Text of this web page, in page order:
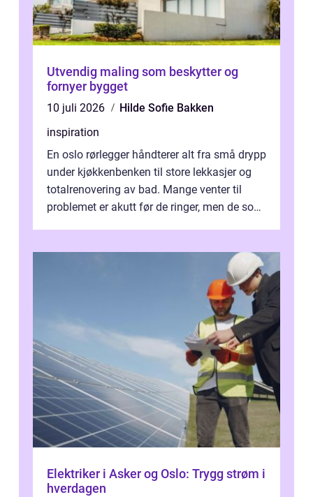
Utvendig maling som beskytter og
fornyer bygget
10 juli 2026
Hilde Sofie Bakken
inspiration
En oslo rørlegger håndterer alt fra små drypp
under kjøkkenbenken til store lekkasjer og
totalrenovering av bad. Mange venter til
problemet er akutt før de ringer, men de som
Elektriker i Asker og Oslo: Trygg strøm i
hverdagen